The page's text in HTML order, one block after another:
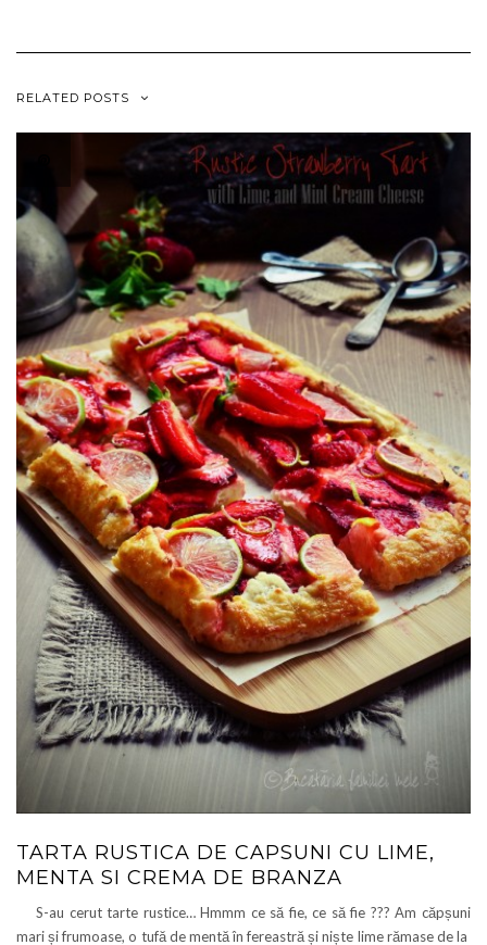
RELATED POSTS
TARTA RUSTICA DE CAPSUNI CU LIME,
MENTA SI CREMA DE BRANZA
S-au cerut tarte rustice… Hmmm ce să fie, ce să fie ??? Am căpșuni
mari și frumoase, o tufă de mentă în fereastră și niște lime rămase de la